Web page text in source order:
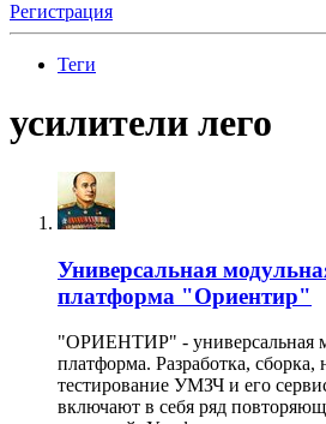
Регистрация
Теги
усилители лего
Универсальная
платформа "Ориентир"
"ОРИЕНТИР" - универсальная
платформа. Разработка, сборка,
тестирование УМЗЧ и его
включают в себя ряд